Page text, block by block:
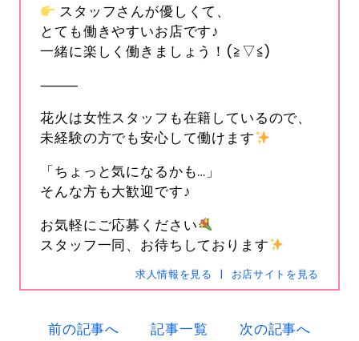
SNSIDs-hanabi
メール
s-hanabi@docomo.ne.jp
スタッフさんが優しくて、
とても働きやすいお店です♪
一緒に楽しく働きましょう！(≧▽≦)
⸻
花火は女性スタッフも在籍しているので、
未経験の方でも安心して働けます
「ちょっと気になるかも…」
そんな方も大歓迎です♪
お気軽にご応募ください
スタッフ一同、お待ちしております
求人情報を見る お店サイトを見る
前の記事へ 記事一覧 次の記事へ